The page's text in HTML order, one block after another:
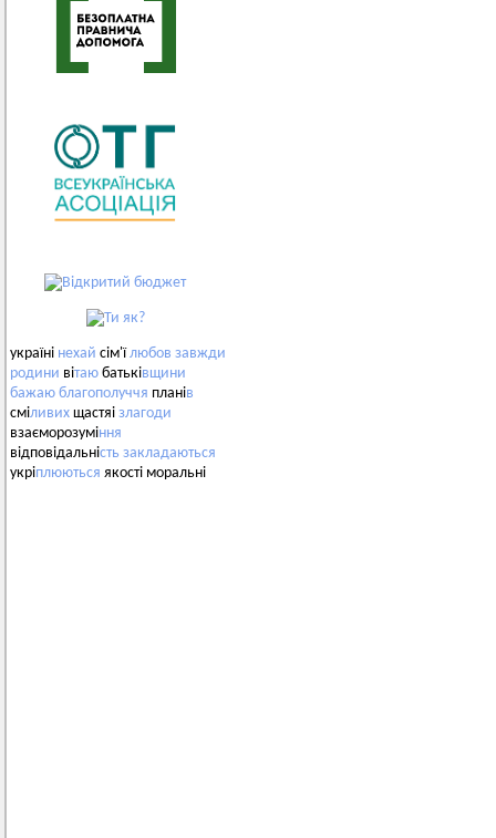
україні нехай сім'їлюбов завжди
родини вітаю батьківщини
бажаю благополуччя планів
сміливих щастяі злагоди
взаєморозуміння
відповідальність закладаються
укріплюються якості моральні